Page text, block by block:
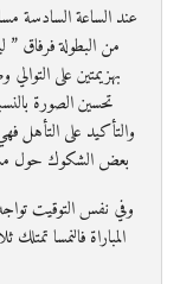
عند الساعة السادسة
من البطولة فرفاق ”
بهزيمتين على
تحسين الصورة
والتأكيد على التأهل
بعض الشكوك حول
وفي نفس التوقيت تواجه
المباراة فالنمسا